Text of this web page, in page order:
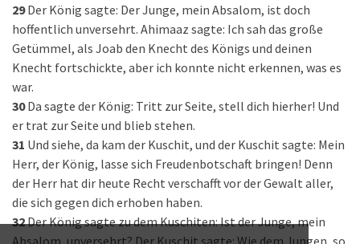
29 Der König sagte: Der Junge, mein Absalom, ist doch
hoffentlich unversehrt. Ahimaaz sagte: Ich sah das große
Getümmel, als Joab den Knecht des Königs und deinen
Knecht fortschickte, aber ich konnte nicht erkennen, was es
war.
30 Da sagte der König: Tritt zur Seite, stell dich hierher! Und
er trat zur Seite und blieb stehen.
31 Und siehe, da kam der Kuschit, und der Kuschit sagte: Mein
Herr, der König, lasse sich Freudenbotschaft bringen! Denn
der Herr hat dir heute Recht verschafft vor der Gewalt aller,
die sich gegen dich erhoben haben.
32Der König sagte zu dem Kuschiten: Ist der Junge, mein
Absalom, unversehrt? Der Kuschit sagte: Wie dem Jungen, so